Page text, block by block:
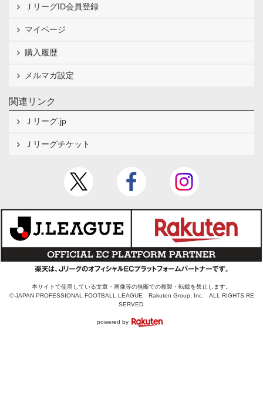
ＪリーグID会員登録
マイページ
購入履歴
メルマガ設定
関連リンク
Ｊリーグ.jp
Ｊリーグチケット
本サイトで使用している文章・画像等の無断での複製・転載を禁止します。
© JAPAN PROFESSIONAL FOOTBALL LEAGUE Rakuten Group, Inc. ALL RIGHTS RE
SERVED.
powered by